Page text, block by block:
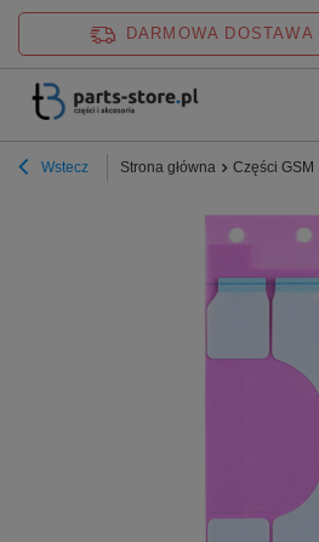
DARMOWA DOSTAWA
Wstecz Strona główna Części GSM